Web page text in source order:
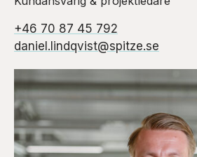
+46 70 87 45 792
daniel.lindqvist@spitze.se